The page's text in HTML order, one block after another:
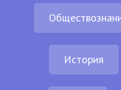
История